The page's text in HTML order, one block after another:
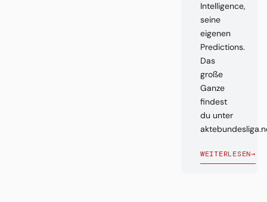
Intelligence,
seine
eigenen
Predictions.
Das
große
Ganze
findest
du unter
WEITERLESEN→